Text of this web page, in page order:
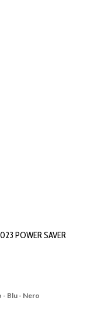
POWER SAVER
- Blu - Nero